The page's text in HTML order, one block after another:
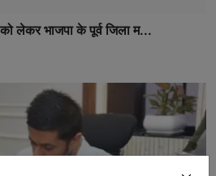
लेकर भाजपा के पूर्व जिला म...